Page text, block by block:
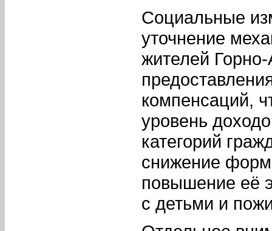
Социальные
уточнение
жителей
компенсаций,
уровень
категорий
снижение
повышение её
с детьми и